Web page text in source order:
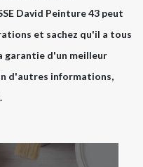
David Peinture 43 peut
et sachez qu'il a tous
garantie d'un meilleur
d'autres informations,